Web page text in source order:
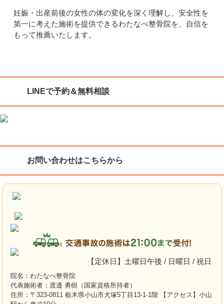
妊娠・出産前後の女性の体の変化を深く理解し、安全性を
第一に考えた施術を提供できるわたなべ整骨院を、自信を
もって推薦いたします。
LINEで予約＆無料相談
お問い合わせはこちらから
【定休日】土曜日午後 / 日曜日 / 祝日
院名：わたなべ整骨院
代表施術者：渡邉 勇樹（国家資格所持者）
住所：〒323-0811 栃木県小山市犬塚5丁目13-1-1階 【アクセス】小山